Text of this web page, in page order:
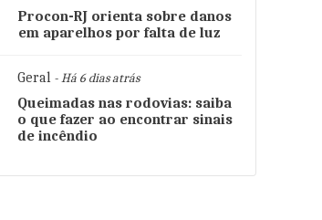
Procon-RJ orienta sobre danos
em aparelhos por falta de luz
Geral - Há 6 dias atrás
Queimadas nas rodovias: saiba
o que fazer ao encontrar sinais
de incêndio